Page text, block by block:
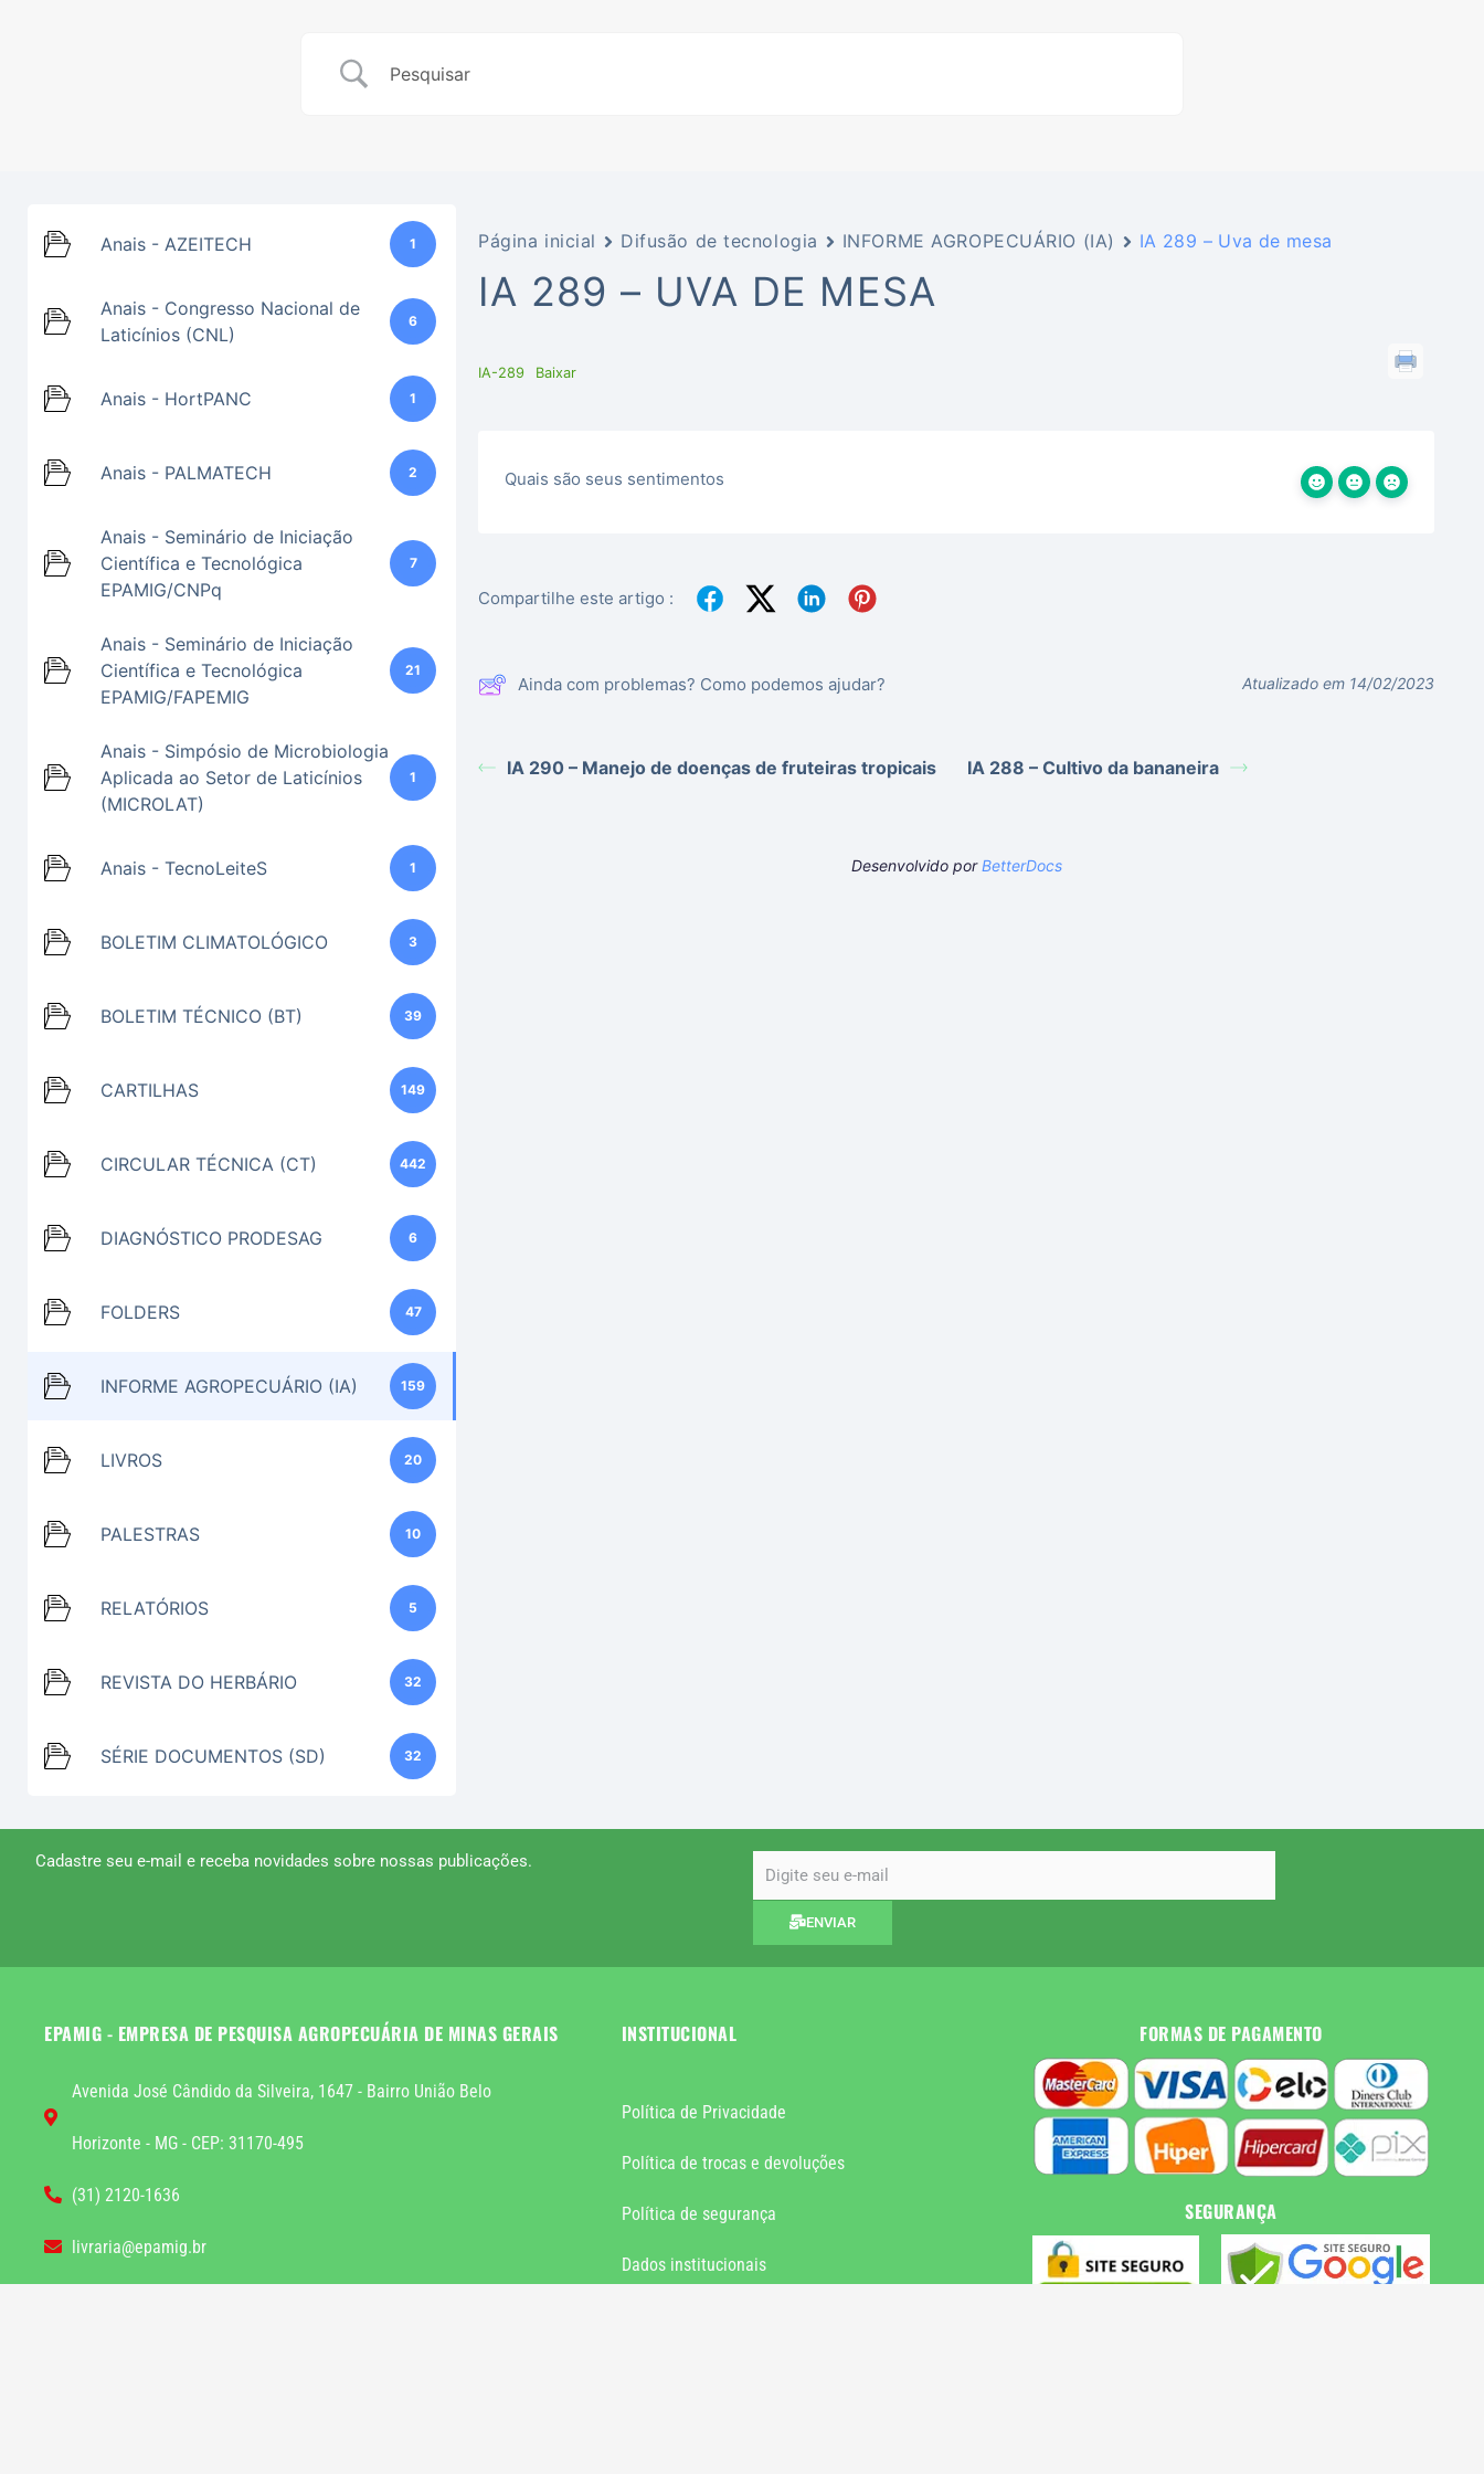
Anais - AZEITECH 1
Anais - Congresso Nacional de
Laticínios (CNL)
6
Anais - HortPANC 1
Anais - PALMATECH 2
Anais - Seminário de Iniciação
Científica e Tecnológica
EPAMIG/CNPq
7
Anais - Seminário de Iniciação
Científica e Tecnológica
EPAMIG/FAPEMIG
21
Anais - Simpósio de Microbiologia
Aplicada ao Setor de Laticínios
(MICROLAT)
1
Anais - TecnoLeiteS 1
BOLETIM CLIMATOLÓGICO 3
BOLETIM TÉCNICO (BT) 39
CARTILHAS 149
CIRCULAR TÉCNICA (CT) 442
DIAGNÓSTICO PRODESAG 6
FOLDERS 47
INFORME AGROPECUÁRIO (IA) 159
LIVROS 20
PALESTRAS 10
RELATÓRIOS 5
REVISTA DO HERBÁRIO 32
SÉRIE DOCUMENTOS (SD) 32
Página inicial Difusão de tecnologia INFORME AGROPECUÁRIO (IA) IA 289 – Uva de mesa
IA 289 – UVA DE MESA
IA-289 Baixar
Quais são seus sentimentos
Compartilhe este artigo :
Ainda com problemas? Como podemos ajudar? Atualizado em 14/02/2023
IA 290 – Manejo de doenças de fruteiras tropicais IA 288 – Cultivo da bananeira
Desenvolvido porBetterDocs
Cadastre seu e-mail e receba novidades sobre nossas publicações.
ENVIAR
EPAMIG - EMPRESA DE PESQUISA AGROPECUÁRIA DE MINAS GERAIS
Avenida José Cândido da Silveira, 1647 - Bairro União Belo
Horizonte - MG - CEP: 31170-495
(31) 2120-1636
livraria@epamig.br
INSTITUCIONAL
Política de Privacidade
Política de trocas e devoluções
Política de segurança
Dados institucionais
FORMAS DE PAGAMENTO
SEGURANÇA